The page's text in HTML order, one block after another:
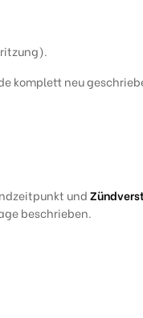
komplett neu
und
beschrieben.